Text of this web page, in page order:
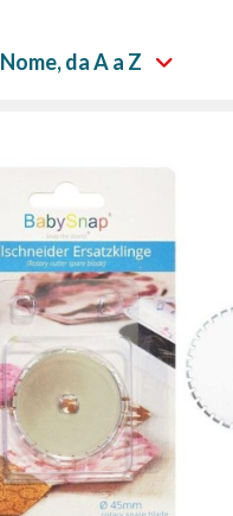
Nome, da A a Z